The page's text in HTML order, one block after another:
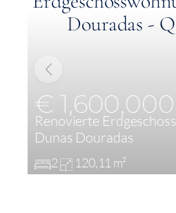
€ 1,600,000
Renovierte
Dunas Douradas
2 120,11 m²